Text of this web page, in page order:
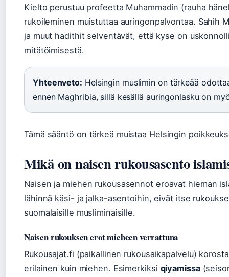
Kielto perustuu profeetta Muhammadin (rauha
rukoileminen muistuttaa auringonpalvontaa. Sahih
ja muut hadithit selventävät, että kyse on
mitätöimisestä.
Yhteenveto: Helsingin muslimin on tärkeää
ennen Maghribia, sillä kesällä auringonlasku on
Tämä sääntö on tärkeä muistaa Helsingin
Mikä on naisen rukousasento
Naisen ja miehen rukousasennot eroavat hieman
lähinnä käsi- ja jalka-asentoihin, eivät itse
suomalaisille musliminaisille.
Naisen rukouksen erot mieheen verrattuna
Rukousajat.fi (paikallinen rukousaikapalvelu)
erilainen kuin miehen. Esimerkiksi qiyamissa